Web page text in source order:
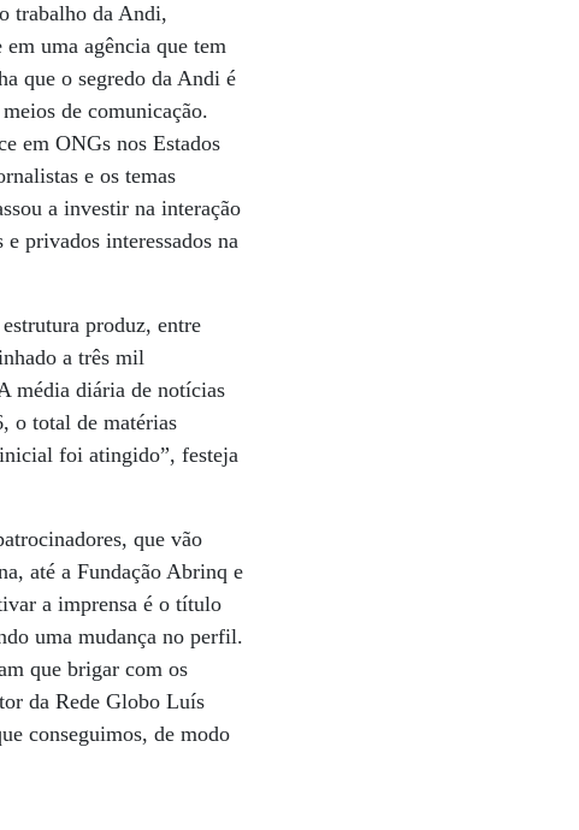
trabalho da Andi,
uma agência que tem
que o segredo da Andi é
de comunicação.
em ONGs nos Estados
e os temas
a investir na interação
privados interessados na
produz, entre
a três mil
média diária de notícias
o total de matérias
foi atingido”, festeja
que vão
até a Fundação Abrinq e
a imprensa é o título
uma mudança no perfil.
que brigar com os
da Rede Globo Luís
conseguimos, de modo